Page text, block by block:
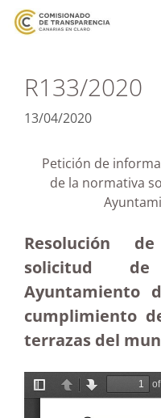
R133/2020
13/04/2020
Petición de
de la normativa
Resolución
solicitud
Ayuntamiento
cumplimiento
terrazas del